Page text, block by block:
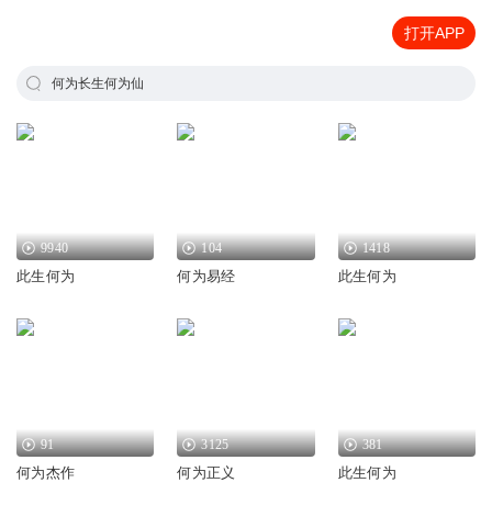
打开APP
何为长生何为仙
9940
此生何为
104
何为易经
1418
此生何为
91
何为杰作
3125
何为正义
381
此生何为